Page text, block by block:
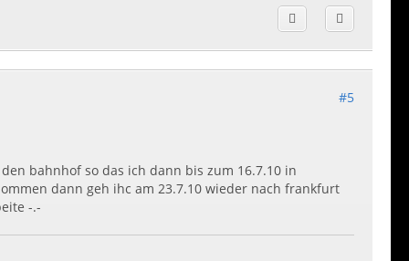
#5
bahnhof so das ich dann bis zum 16.7.10 in
dann geh ihc am 23.7.10 wieder nach frankfurt
-.-